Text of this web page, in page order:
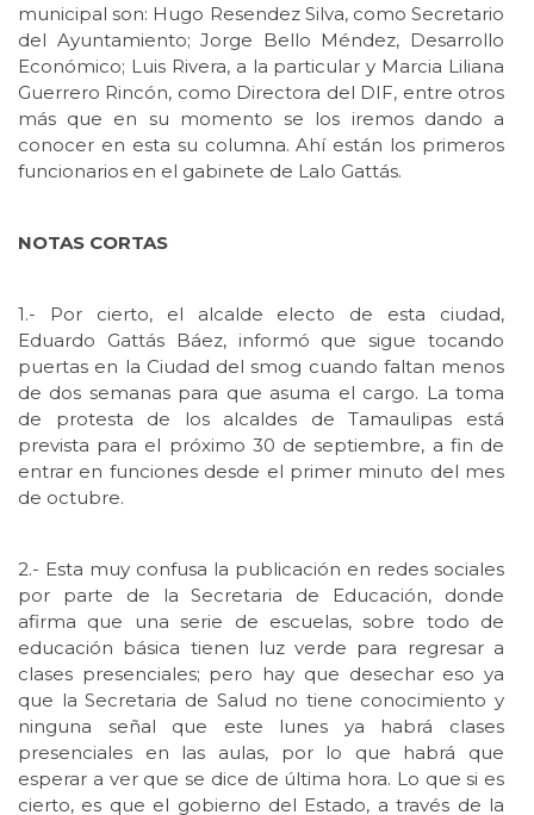
municipal son: Hugo Resendez Silva, como Secretario
del Ayuntamiento; Jorge Bello Méndez, Desarrollo
Económico; Luis Rivera, a la particular y Marcia Liliana
Guerrero Rincón, como Directora del DIF, entre otros
más que en su momento se los iremos dando a
conocer en esta su columna. Ahí están los primeros
funcionarios en el gabinete de Lalo Gattás.
NOTAS CORTAS
1.- Por cierto, el alcalde electo de esta ciudad,
Eduardo Gattás Báez, informó que sigue tocando
puertas en la Ciudad del smog cuando faltan menos
de dos semanas para que asuma el cargo. La toma
de protesta de los alcaldes de Tamaulipas está
prevista para el próximo 30 de septiembre, a fin de
entrar en funciones desde el primer minuto del mes
de octubre.
2.- Esta muy confusa la publicación en redes sociales
por parte de la Secretaria de Educación, donde
afirma que una serie de escuelas, sobre todo de
educación básica tienen luz verde para regresar a
clases presenciales; pero hay que desechar eso ya
que la Secretaria de Salud no tiene conocimiento y
ninguna señal que este lunes ya habrá clases
presenciales en las aulas, por lo que habrá que
esperar a ver que se dice de última hora. Lo que si es
cierto, es que el gobierno del Estado, a través de la